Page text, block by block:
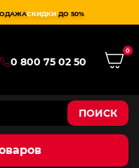
СКИДКИ ДО 50%
0 800 75 02 50
0
ПОИСК